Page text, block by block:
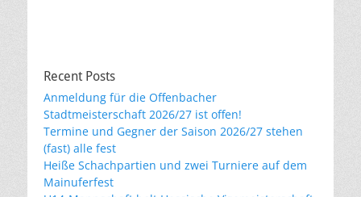
Recent Posts
Anmeldung für die Offenbacher
Stadtmeisterschaft 2026/27 ist offen!
Termine und Gegner der Saison 2026/27 stehen
(fast) alle fest
Heiße Schachpartien und zwei Turniere auf dem
Mainuferfest